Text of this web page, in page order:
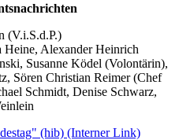
(V.i.S.d.P.)
Heine, Alexander Heinrich
Susanne Ködel (Volontärin),
Sören Christian Reimer (Chef
Schmidt, Denise Schwarz,
(hib) (Interner Link)